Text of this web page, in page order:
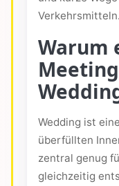
Verkehrsmitteln.
Warum
Wedding ist
überfüllten
zentral genug
gleichzeitig